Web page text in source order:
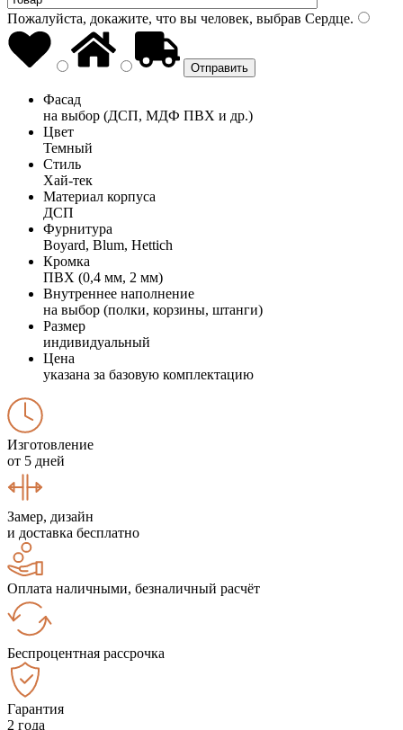
Пожалуйста, докажите, что вы человек, выбрав Сердце.
Фасад
на выбор (ДСП, МДФ ПВХ и др.)
Цвет
Темный
Стиль
Хай-тек
Материал корпуса
ДСП
Фурнитура
Boyard, Blum, Hettich
Кромка
ПВХ (0,4 мм, 2 мм)
Внутреннее наполнение
на выбор (полки, корзины, штанги)
Размер
индивидуальный
Цена
указана за базовую комплектацию
Изготовление
от 5 дней
Замер, дизайн
и доставка бесплатно
Оплата наличными, безналичный расчёт
Беспроцентная рассрочка
Гарантия
2 года